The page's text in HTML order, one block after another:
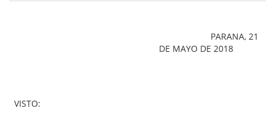
PARANA, 21
DE MAYO DE 2018
VISTO: